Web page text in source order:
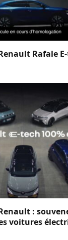
Rafale
:
voitures